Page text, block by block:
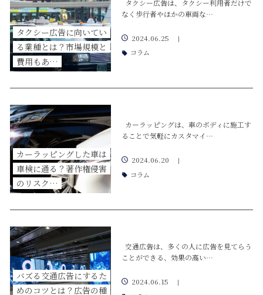
タクシー広告に向いてい
る業種とは？市場規模と
費用もあ…
タクシー広告は、タクシー利用者だけで
なく歩行者やほかの車両な…
2024.06.25 |
コラム
カーラッピングした車は
車検に通る？著作権侵害
のリスク…
カーラッピングは、車のボディに施工す
ることで気軽にカスタマイ…
2024.06.20 |
コラム
バズる交通広告にするた
めのコツとは？広告の種
交通広告は、多くの人に広告を見てらう
ことができる、効果の高い…
2024.06.15